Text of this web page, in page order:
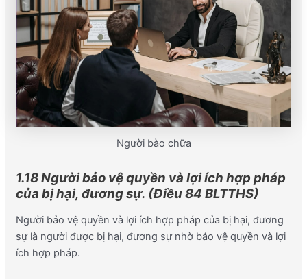
Người bào chữa
1.18 Người bảo vệ quyền và lợi ích hợp pháp
của bị hại, đương sự. (Điều 84 BLTTHS)
Người bảo vệ quyền và lợi ích hợp pháp của bị hại, đương
sự là người được bị hại, đương sự nhờ bảo vệ quyền và lợi
ích hợp pháp.